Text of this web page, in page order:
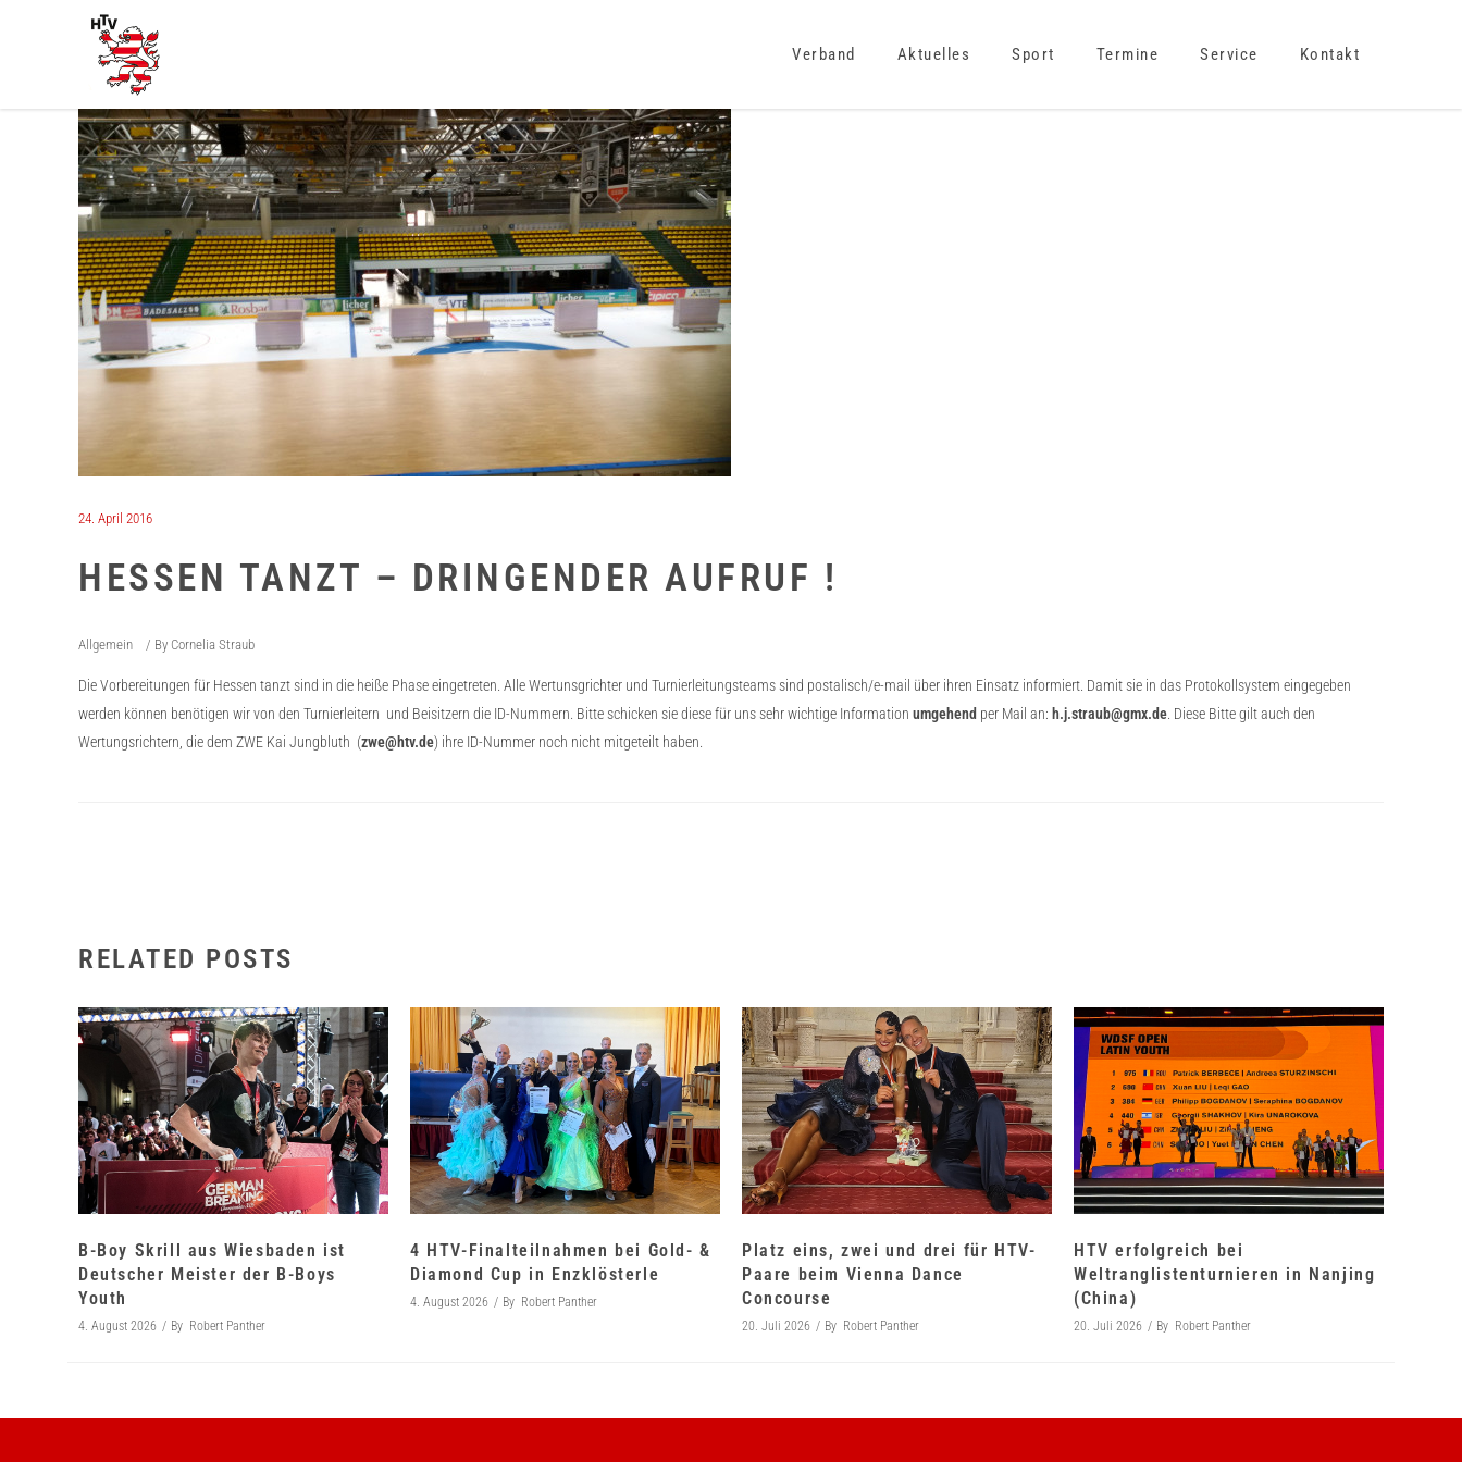
Verband Aktuelles Sport Termine Service Kontakt
24. April 2016
HESSEN TANZT – DRINGENDER AUFRUF !
Allgemein By Cornelia Straub
Die Vorbereitungen für Hessen tanzt sind in die heiße Phase eingetreten. Alle Wertunsgrichter und Turnierleitungsteams sind postalisch/e-mail über ihren Einsatz informiert. Damit sie in das Protokollsystem eingegeben
werden können benötigen wir von den Turnierleitern und Beisitzern die ID-Nummern. Bitte schicken sie diese für uns sehr wichtige Information umgehend per Mail an: h.j.straub@gmx.de . Diese Bitte gilt auch den
Wertungsrichtern, die dem ZWE Kai Jungbluth (zwe@htv.de) ihre ID-Nummer noch nicht mitgeteilt haben.
RELATED POSTS
B-Boy Skrill aus Wiesbaden ist
Deutscher Meister der B-Boys
Youth
4. August 2026 By Robert Panther
4 HTV-Finalteilnahmen bei Gold- &
Diamond Cup in Enzklösterle
4. August 2026 By Robert Panther
Platz eins, zwei und drei für HTV-
Paare beim Vienna Dance
Concourse
20. Juli 2026 By Robert Panther
HTV erfolgreich bei
Weltranglistenturnieren in Nanjing
(China)
20. Juli 2026 By Robert Panther